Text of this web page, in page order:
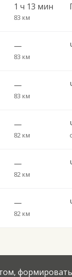
1 ч 13 мин
83 км
—
83 км
—
83 км
—
82 км
—
82 км
—
82 км